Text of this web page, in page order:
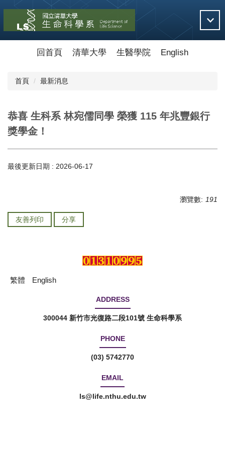
要
回首頁 清華大學 生醫學院 English
首頁 最新消息
恭喜 生科系 林宛儒同學 榮獲 115 年兆豐銀行
獎學金！
最後更新日期 : 2026-06-17
瀏覽數: 191
友善列印 分享
繁體 English
ADDRESS
300044 新竹市光復路二段101號 生命科學系
PHONE
(03) 5742770
EMAIL
ls@life.nthu.edu.tw